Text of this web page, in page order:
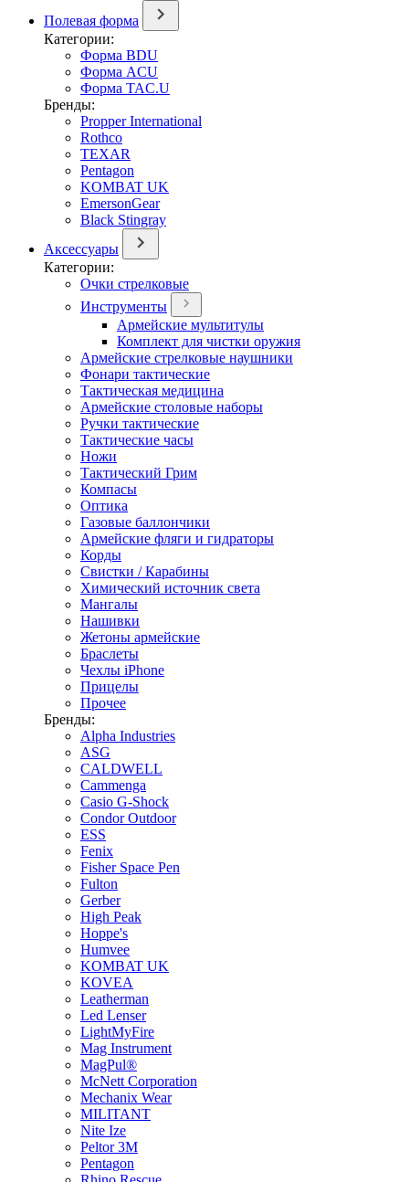
Полевая форма
Категории:
Форма BDU
Форма ACU
Форма TAC.U
Бренды:
Propper International
Rothco
TEXAR
Pentagon
KOMBAT UK
EmersonGear
Black Stingray
Аксессуары
Категории:
Очки стрелковые
Инструменты
Армейские мультитулы
Комплект для чистки оружия
Армейские стрелковые наушники
Фонари тактические
Тактическая медицина
Армейские столовые наборы
Ручки тактические
Тактические часы
Ножи
Тактический Грим
Компасы
Оптика
Газовые баллончики
Армейские фляги и гидраторы
Корды
Свистки / Карабины
Химический источник света
Мангалы
Нашивки
Жетоны армейские
Браслеты
Чехлы iPhone
Прицелы
Прочее
Бренды:
Alpha Industries
ASG
CALDWELL
Cammenga
Casio G-Shock
Condor Outdoor
ESS
Fenix
Fisher Space Pen
Fulton
Gerber
High Peak
Hoppe's
Humvee
KOMBAT UK
KOVEA
Leatherman
Led Lenser
LightMyFire
Mag Instrument
MagPul®
McNett Corporation
Mechanix Wear
MILITANT
Nite Ize
Peltor 3M
Pentagon